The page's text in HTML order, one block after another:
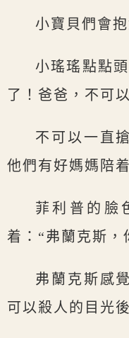
小寶貝們會
小瑤瑤點點
了！爸爸，不可
不可以一直
他們有好媽媽陪着
菲利普的臉
着：“弗蘭克斯，
弗蘭克斯感
可以殺人的目光